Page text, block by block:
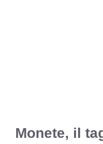
Monete, il